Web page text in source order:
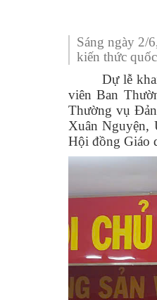
Văn
Kết
Hỏi
Sáng ngày 2/
kiến thức
Dự lễ
viên Ban
Thường vụ
Xuân Nguyện,
Hội đồng Giáo